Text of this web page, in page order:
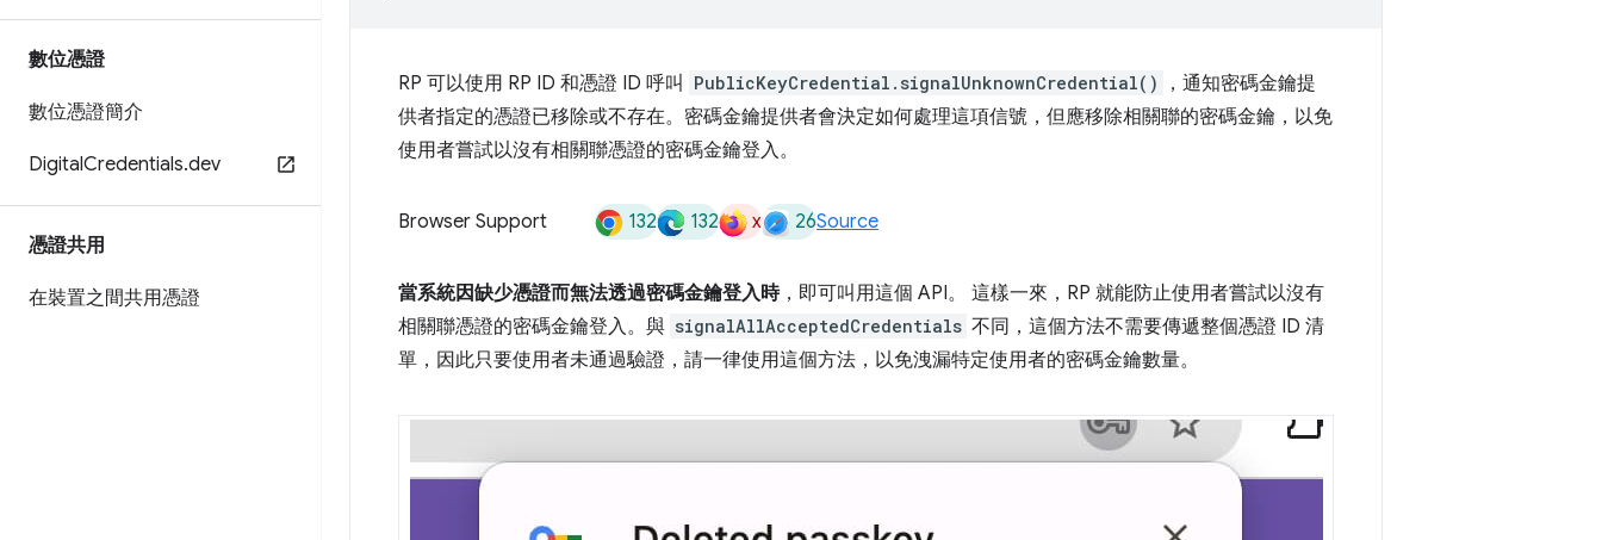
數位憑證
數位憑證簡介
DigitalCredentials.dev
憑證共用
在裝置之間共用憑證
RP 可以使用 RP ID 和憑證 ID 呼叫 PublicKeyCredential.signalUnknownCredential()
，通知密碼金鑰提
供者指定的憑證已移除或不存在。密碼金鑰提供者會決定如何處理這項信號，但應移除相關聯的密碼金鑰，以免
使用者嘗試以沒有相關聯憑證的密碼金鑰登入。
Browser Support 132 132 x 26Source
當系統因缺少憑證而無法透過密碼金鑰登入時，即可叫用這個 API。 這樣一來，RP 就能防止使用者嘗試以沒有
相關聯憑證的密碼金鑰登入。與 signalAllAcceptedCredentials 不同，這個方法不需要傳遞整個憑證 ID 清
單，因此只要使用者未通過驗證，請一律使用這個方法，以免洩漏特定使用者的密碼金鑰數量。